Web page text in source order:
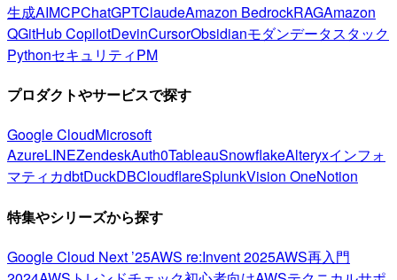
生成AIMCPChatGPTClaudeAmazon BedrockRAGAmazon
QGitHub CopilotDevinCursorObsidianモダンデータスタック
PythonセキュリティPM
プロダクトやサービスで探す
Google CloudMicrosoft
AzureLINEZendeskAuth0TableauSnowflakeAlteryxインフォ
マティカdbtDuckDBCloudflareSplunkVision OneNotion
特集やシリーズから探す
Google Cloud Next ’25AWS re:Invent 2025AWS再入門